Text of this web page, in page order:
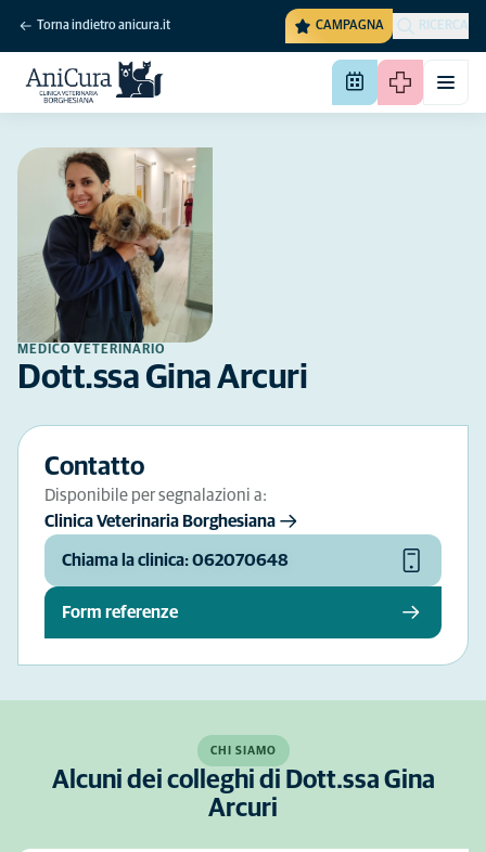
Torna indietro anicura.it CAMPAGNA RICERCA
MEDICO VETERINARIO
Dott.ssa Gina Arcuri
Contatto
Disponibile per segnalazioni a:
Clinica Veterinaria Borghesiana
Chiama la clinica: 062070648
Form referenze
CHI SIAMO
Alcuni dei colleghi di Dott.ssa Gina
Arcuri